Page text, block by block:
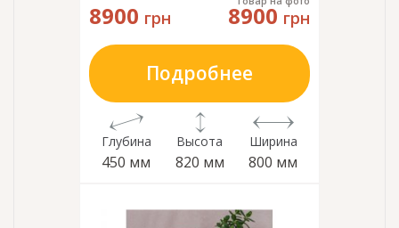
8900 грн 8900 грн
Подробнее
Глубина
450 мм
Высота
820 мм
Ширина
800 мм